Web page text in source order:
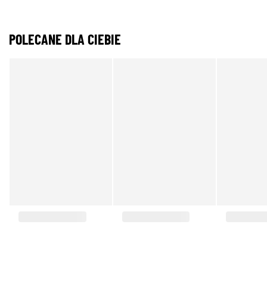
POLECANE DLA CIEBIE